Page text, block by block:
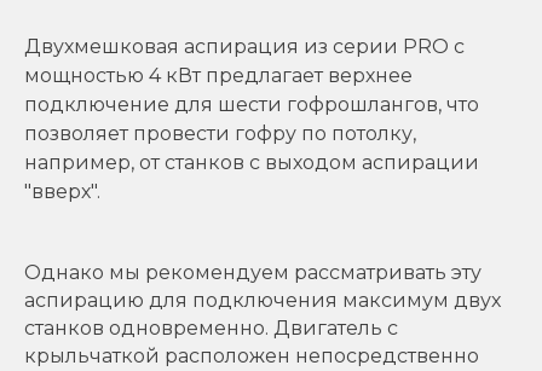
Двухмешковая аспирация из серии PRO с
мощностью 4 кВт предлагает верхнее
подключение для шести гофрошлангов, что
позволяет провести гофру по потолку,
например, от станков с выходом аспирации
"вверх".
Однако мы рекомендуем рассматривать эту
аспирацию для подключения максимум двух
станков одновременно. Двигатель с
крыльчаткой расположен непосредственно